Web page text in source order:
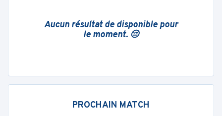
Aucun résultat de disponible pour
le moment. 😔
PROCHAIN MATCH